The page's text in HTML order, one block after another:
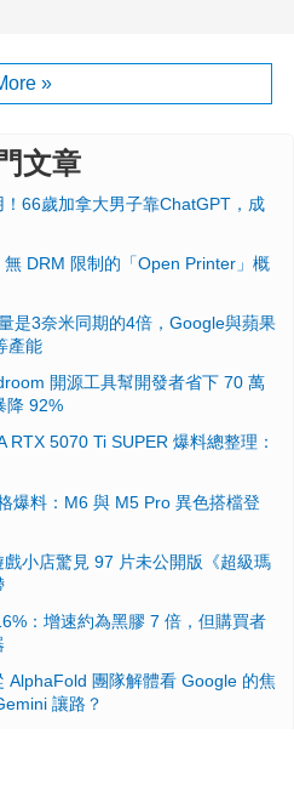
»
文章
66歲加拿大男子靠ChatGPT，成
DRM 限制的「Open Printer」概
是3奈米同期的4倍，Google與蘋果
產能
開源工具幫開發者省下 70 萬
降 92%
RTX 5070 Ti SUPER 爆料總整理：
爆料：M6 與 M5 Pro 異色搭檔登
小店驚見 97 片未公開版《超級瑪
：增速約為黑膠 7 倍，但購買者
AlphaFold 團隊解體看 Google 的焦
讓路？